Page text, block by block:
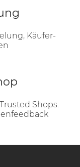
Käufer-
Shops.